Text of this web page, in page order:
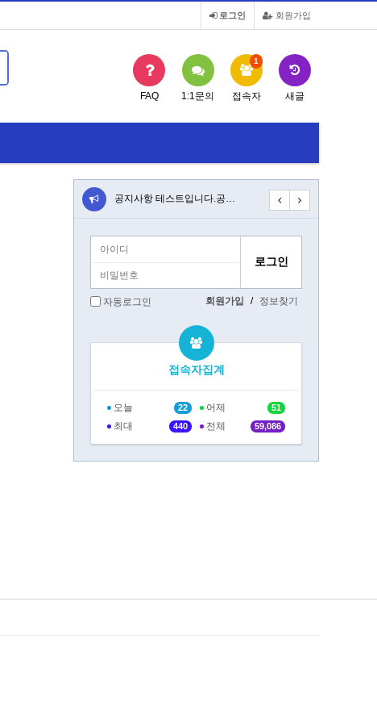
회원가입
로그인
FAQ 1:1문의 접속자
1
새글
공지사항 테스트입니다.공… 공지사항 테스트입니
자동로그인 회원가입 / 정보찾기
접속자집계
오늘 22 어제 51
최대 440 전체 59,086